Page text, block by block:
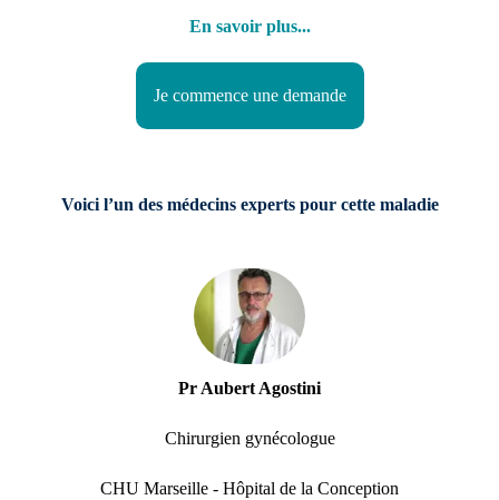
En savoir plus...
Je commence une demande
Voici l’un des médecins experts pour cette maladie
Pr Aubert Agostini
Chirurgien gynécologue
CHU Marseille - Hôpital de la Conception